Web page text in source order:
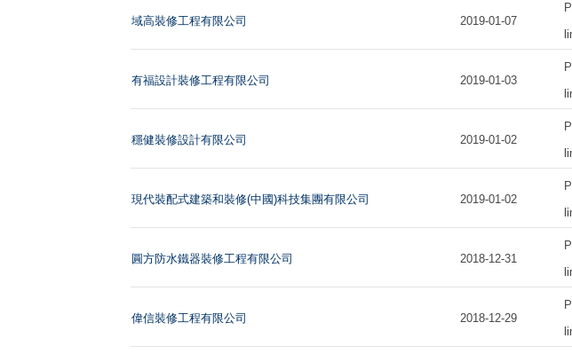
域高裝修工程有限公司 2019-01-07
有福設計裝修工程有限公司 2019-01-03
穩健裝修設計有限公司 2019-01-02
現代裝配式建築和裝修(中國)科技集團有限公司 2019-01-02
圓方防水鐵器裝修工程有限公司 2018-12-31
偉信裝修工程有限公司 2018-12-29